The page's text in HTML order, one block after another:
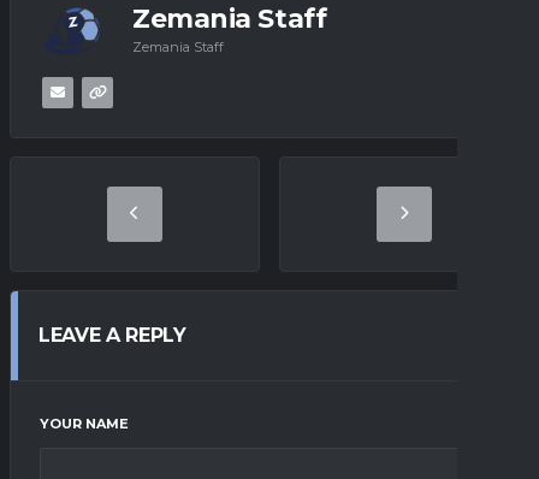
Zemania Staff
Zemania Staff
LEAVE A REPLY
YOUR NAME